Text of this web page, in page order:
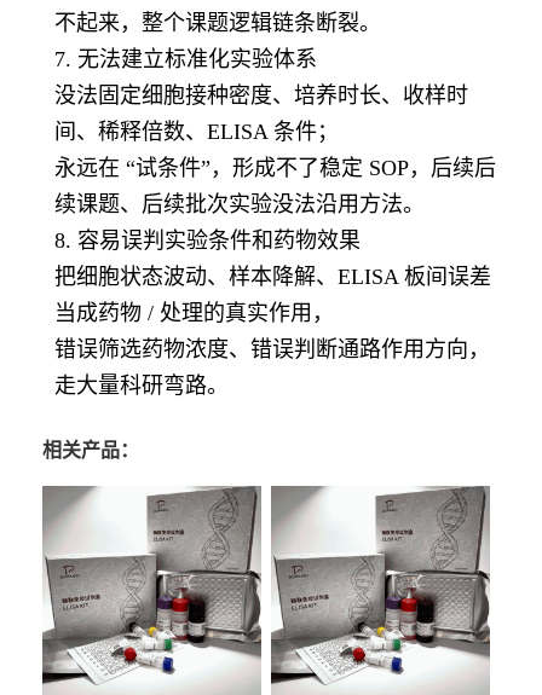
不起来，整个课题逻辑链条断裂。
7. 无法建立标准化实验体系
没法固定细胞接种密度、培养时长、收样时
间、稀释倍数、ELISA 条件；
永远在 “试条件”，形成不了稳定 SOP，后续后
续课题、后续批次实验没法沿用方法。
8. 容易误判实验条件和药物效果
把细胞状态波动、样本降解、ELISA 板间误差
当成药物 / 处理的真实作用，
错误筛选药物浓度、错误判断通路作用方向，
走大量科研弯路。
相关产品：